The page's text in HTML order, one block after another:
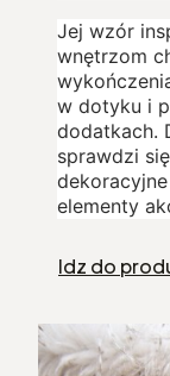
Jej wzór
wnętrzom
w dotyku i
dodatkach.
sprawdzi
elementy
Idz do